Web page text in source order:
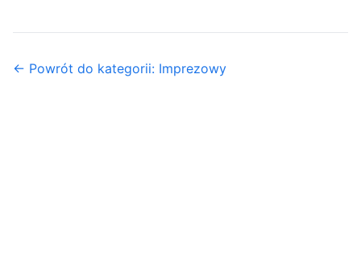
← Powrót do kategorii: Imprezowy